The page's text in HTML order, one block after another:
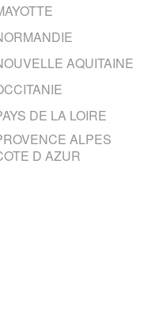
AQUITAINE
DE LA LOIRE
ALPES
D AZUR